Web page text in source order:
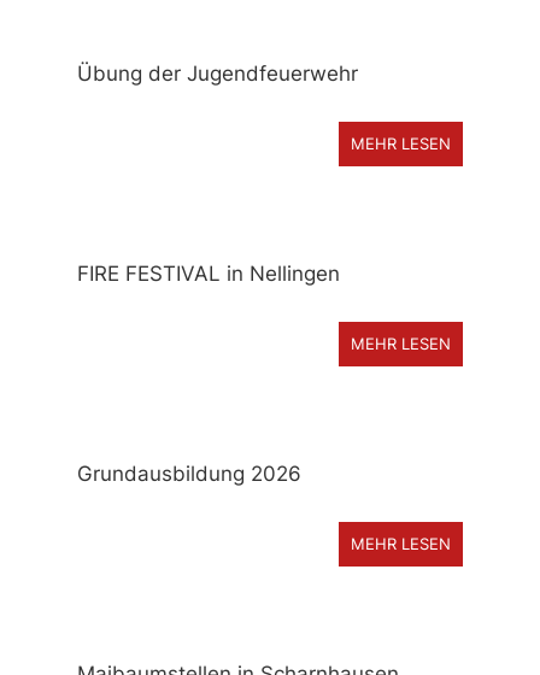
Übung der Jugendfeuerwehr
MEHR LESEN
FIRE FESTIVAL in Nellingen
MEHR LESEN
Grundausbildung 2026
MEHR LESEN